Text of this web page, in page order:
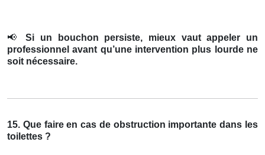
📢
Si un bouchon persiste, mieux vaut appeler un
professionnel avant qu’une intervention plus lourde ne
soit nécessaire.
15. Que faire en cas de obstruction importante dans les
toilettes ?